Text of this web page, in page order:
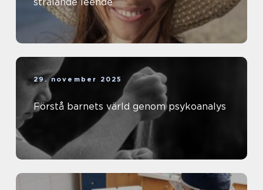
29. november 2025
Förstå barnets värld genom psykoanalys